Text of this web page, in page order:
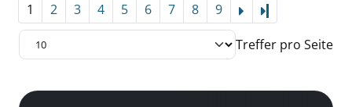
1 2 3 4 5 6 7 8 9
Treffer pro Seite